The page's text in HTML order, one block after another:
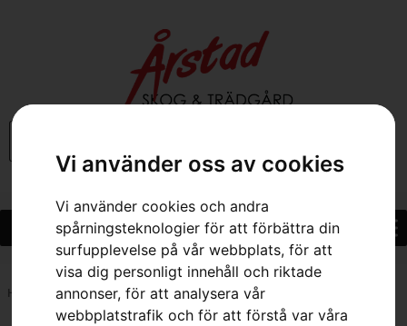
Vi använder oss av cookies
Vi använder cookies och andra
spårningsteknologier för att förbättra din
surfupplevelse på vår webbplats, för att
visa dig personligt innehåll och riktade
annonser, för att analysera vår
webbplatstrafik och för att förstå var våra
Hem 7391736247788